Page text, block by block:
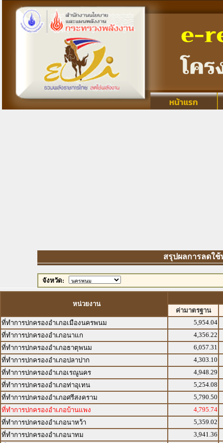
สรุปผลการลดใช้พ
จังหวัด:
หน่วยงาน
ค่ามาตรฐาน
ที่ทำการปกครองอำเภอเมืองนครพนม
5,954.04
ที่ทำการปกครองอำเภอนาแก
4,356.22
ที่ทำการปกครองอำเภอธาตุพนม
6,057.31
ที่ทำการปกครองอำเภอปลาปาก
4,303.10
ที่ทำการปกครองอำเภอเรณูนคร
4,948.29
ที่ทำการปกครองอำเภอท่าอุเทน
5,254.08
ที่ทำการปกครองอำเภอศรีสงคราม
5,790.50
ที่ทำการปกครองอำเภอบ้านแพง
4,795.74
ที่ทำการปกครองอำเภอนาหว้า
5,359.02
ที่ทำการปกครองอำเภอนาทม
3,941.36